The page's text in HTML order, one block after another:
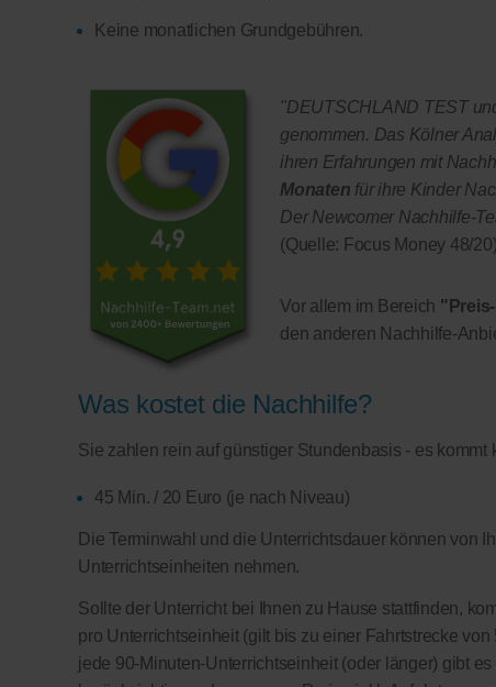
Keine monatlichen Grundgebühren.
"DEUTSCHLAND TEST
genommen. Das Kölner
ihren Erfahrungen mit
Monaten für ihre Kinder
Der Newcomer Nachhilfe-
(Quelle: Focus Money 48/20)
Vor allem im Bereich
den anderen Nachhilfe-
Was kostet die Nachhilfe?
Sie zahlen rein auf günstiger Stundenbasis - es
45 Min. / 20 Euro (je nach Niveau)
Die Terminwahl und die Unterrichtsdauer können von
Unterrichtseinheiten nehmen.
Sollte der Unterricht bei Ihnen zu Hause stattfinden,
pro Unterrichtseinheit (gilt bis zu einer Fahrtstrecke
jede 90-Minuten-Unterrichtseinheit (oder länger) gibt